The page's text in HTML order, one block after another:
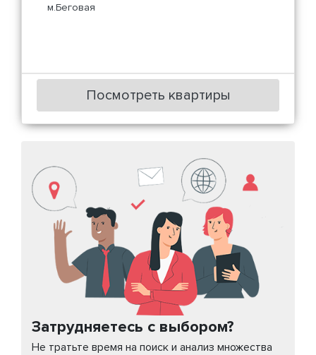
м.Беговая
Посмотреть квартиры
Затрудняетесь с выбором?
Не тратьте время на поиск и анализ множества